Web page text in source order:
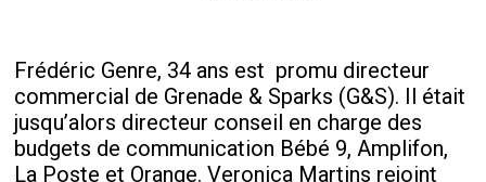
Frédéric Genre, 34 ans est promu directeur
commercial de Grenade & Sparks (G&S). Il était
jusqu’alors directeur conseil en charge des
budgets de communication Bébé 9, Amplifon,
La Poste et Orange. Veronica Martins rejoint